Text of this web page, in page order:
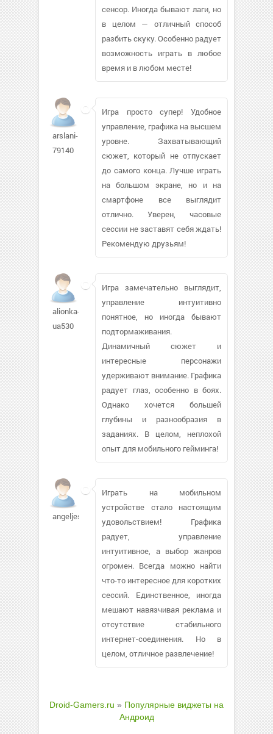
сенсор. Иногда бывают лаги, но
в целом — отличный способ
разбить скуку. Особенно радует
возможность играть в любое
время и в любом месте!
arslani-
79140
Игра просто супер! Удобное
управление, графика на высшем
уровне. Захватывающий
сюжет, который не отпускает
до самого конца. Лучше играть
на большом экране, но и на
смартфоне все выглядит
отлично. Уверен, часовые
сессии не заставят себя ждать!
Рекомендую друзьям!
alionka-
ua530
Игра замечательно выглядит,
управление интуитивно
понятное, но иногда бывают
подтормаживания.
Динамичный сюжет и
интересные персонажи
удерживают внимание. Графика
радует глаз, особенно в боях.
Однако хочется большей
глубины и разнообразия в
заданиях. В целом, неплохой
опыт для мобильного гейминга!
angeljest2492
Играть на мобильном
устройстве стало настоящим
удовольствием! Графика
радует, управление
интуитивное, а выбор жанров
огромен. Всегда можно найти
что-то интересное для коротких
сессий. Единственное, иногда
мешают навязчивая реклама и
отсутствие стабильного
интернет-соединения. Но в
целом, отличное развлечение!
Droid-Gamers.ru » Популярные виджеты на
Андроид